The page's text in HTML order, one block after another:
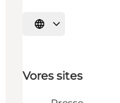
Vælg sprog
Vores sites